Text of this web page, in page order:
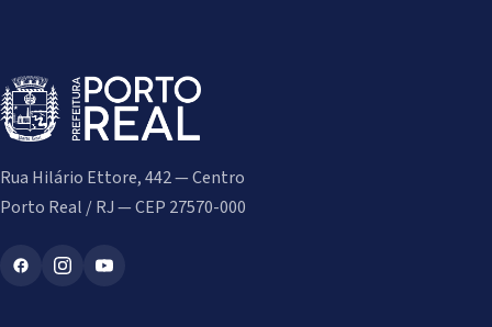
Rua Hilário Ettore, 442 — Centro
Porto Real / RJ — CEP 27570-000